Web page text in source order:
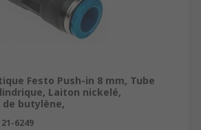
Festo Push-in 8 mm, Tube
Laiton nickelé,
butylène,
6249